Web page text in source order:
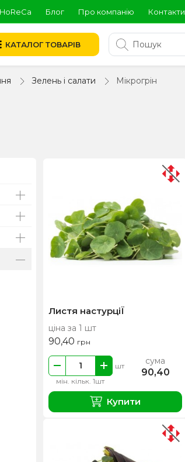
Блог Про компанію Контакти
КАТАЛОГ ТОВАРІВ
Зелень і салати Мікрогрін
Листя настурціЇ
ціна за 1 шт
90,40 грн
мін. кільк. 1шт
шт сума
90,40
Купити